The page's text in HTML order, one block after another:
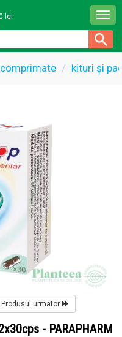
lei
kituri și
Produsul urmator
- PARAPHARM